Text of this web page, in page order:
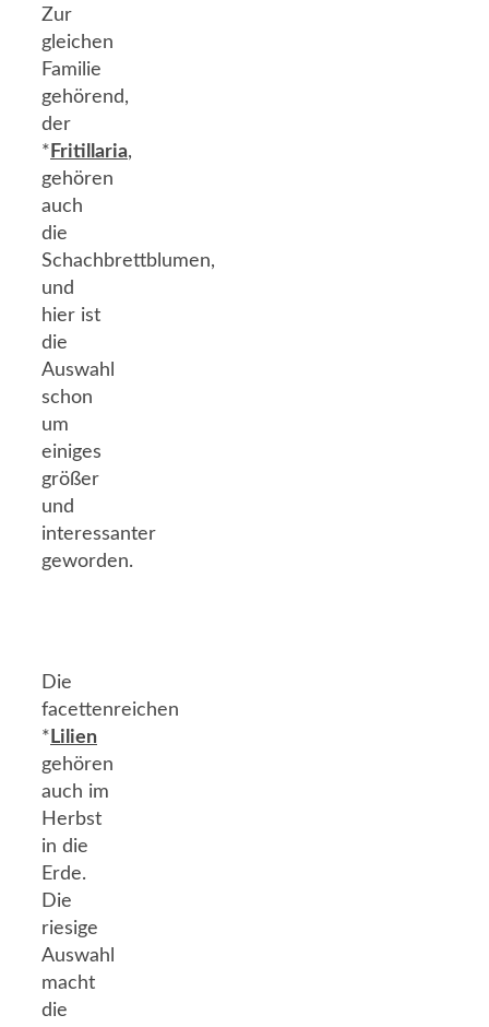
Zur
gleichen
Familie
gehörend,
der
* Fritillaria,
gehören
auch
die
Schachbrettblumen,
und
hier ist
die
Auswahl
schon
um
einiges
größer
und
interessanter
geworden.
Die
facettenreichen
* Lilien
gehören
auch im
Herbst
in die
Erde.
Die
riesige
Auswahl
macht
die